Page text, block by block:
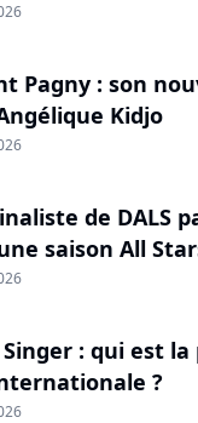
Pagny : son
Kidjo
de DALS
saison All
: qui est
?